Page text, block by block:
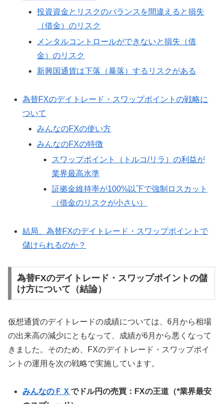
投資資金とリスクのバランスを間違えると損失
（借金）のリスク
メンタルコントロールができないと損失（借
金）のリスク
新興国通貨は下落（暴落）するリスクがある
為替FXのデイトレード・スワップポイントの戦略に
ついて
みんなのFXの使い方
みんなのFXの特徴
スワップポイント（トルコ/リラ）の利益が
業界最高水準
証拠金維持率が100%以下で強制ロスカット
（借金のリスクが小さい）
結局、為替FXのデイトレード・スワップポイントで
儲けられるのか？
為替FXのデイトレード・スワップポイントの儲
け方について（結論）
仮想通貨のデイトレードの成績については、6月から相場
の出来高の減少にともなって、成績が6月から悪くなって
きました。そのため、FXのデイトレード・スワップポイ
ントの運用を次の戦略で実施しています。
みんなのＦＸ でドル円の売買：FXの王道（*業界最安